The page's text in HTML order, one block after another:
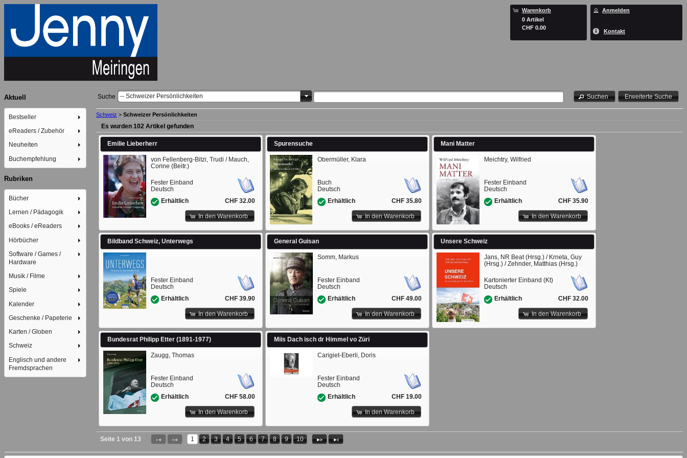
Warenkorb
0 Artikel
CHF 0.00
Anmelden
Kontakt
Aktuell
Bestseller
eReaders / Zubehör
Neuheiten
Buchempfehlung
Rubriken
Bücher
Lernen / Pädagogik
eBooks / eReaders
Hörbücher
Software / Games /
Hardware
Musik / Filme
Spiele
Kalender
Geschenke / Papeterie
Karten / Globen
Schweiz
Englisch und andere
Fremdsprachen
Suche -- Schweizer Persönlichkeiten Suchen Erweiterte Suche
Schweiz > Schweizer Persönlichkeiten
Es wurden 102 Artikel gefunden
Emilie Lieberherr
von Fellenberg-Bitzi, Trudi / Mauch,
Corine (Beitr.)
Fester Einband
Deutsch
Erhältlich
CHF 32.00
In den Warenkorb
Spurensuche
Obermüller, Klara
Buch
Deutsch
Erhältlich
CHF 35.80
In den Warenkorb
Mani Matter
Meichtry, Wilfried
Fester Einband
Deutsch
Erhältlich
CHF 35.90
In den Warenkorb
Bildband Schweiz, Unterwegs
Fester Einband
Deutsch
Erhältlich
CHF 39.90
In den Warenkorb
General Guisan
Somm, Markus
Fester Einband
Deutsch
Erhältlich
CHF 49.00
In den Warenkorb
Unsere Schweiz
Jans, NR Beat (Hrsg.) / Krneta, Guy
(Hrsg.) / Zehnder, Matthias (Hrsg.)
Kartonierter Einband (Kt)
Deutsch
Erhältlich
CHF 32.00
In den Warenkorb
Bundesrat Philipp Etter (1891-1977)
Zaugg, Thomas
Fester Einband
Deutsch
Erhältlich
CHF 58.00
In den Warenkorb
Miis Dach isch dr Himmel vo Züri
Carigiet-Eberli, Doris
Fester Einband
Deutsch
Erhältlich
CHF 19.00
In den Warenkorb
Seite 1 von 13 1 2 3 4 5 6 7 8 9 10